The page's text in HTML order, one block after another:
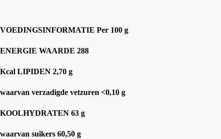
VOEDINGSINFORMATIE Per 100 g
ENERGIE WAARDE 288
Kcal LIPIDEN 2,70 g
waarvan verzadigde vetzuren <0,10 g
KOOLHYDRATEN 63 g
waarvan suikers 60,50 g